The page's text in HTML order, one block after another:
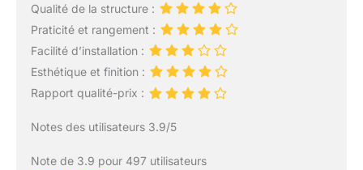
Qualité de la structure :
Praticité et rangement :
Facilité d’installation :
Esthétique et finition :
Rapport qualité-prix :
Notes des utilisateurs 3.9/5
Note de 3.9 pour 497 utilisateurs